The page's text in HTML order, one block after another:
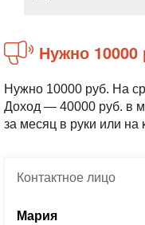
Нужно
Нужно 10000 руб. На
Доход — 40000 руб. в
за месяц в руки или на
Контактноелицо
Мария